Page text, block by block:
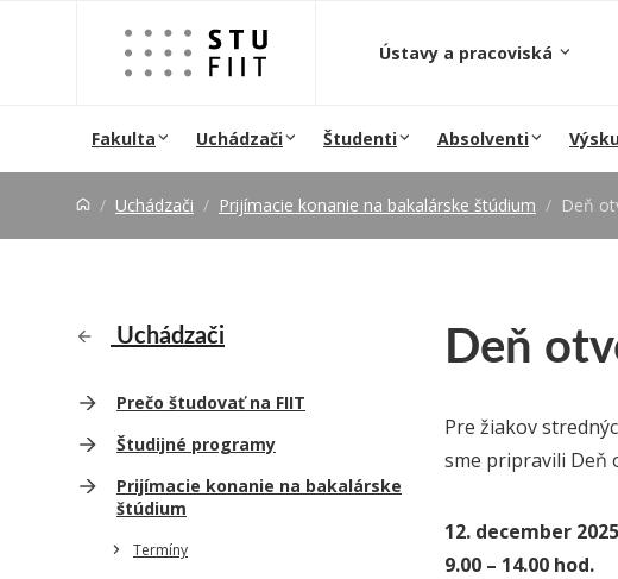
Prejsť na obsah
Ústavy a pracoviská
Fakulta Uchádzači Študenti Absolventi
Uchádzači Prijímacie konanie na bakalárske štúdium Deň
Uchádzači
Prečo študovať na FIIT
Študijné programy
Prijímacie konanie na bakalárske
štúdium
Termíny
Deň
Pre žiakov
sme pripravili Deň
12. december 2025
9.00 – 14.00 hod.